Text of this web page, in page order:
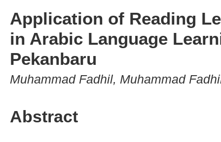
Application of Reading
in Arabic Language
Pekanbaru
Muhammad Fadhil, Muhammad
Abstract